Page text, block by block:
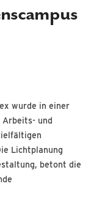
wurde in einer
Arbeits- und
Lichtplanung
betont die